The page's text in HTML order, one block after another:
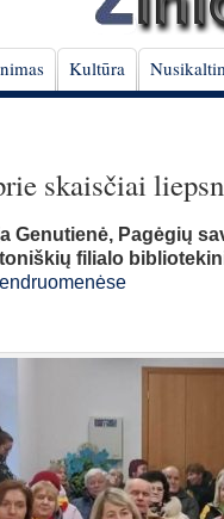
Kultūra
skaisčiai
Genutienė, Pagėgių
filialo